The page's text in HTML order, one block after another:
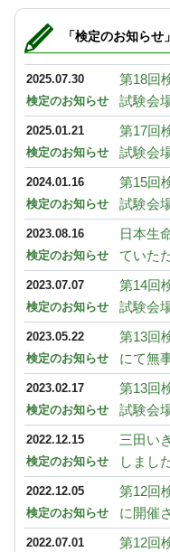
「検定のお知ら
2025.07.30
検定のお知らせ
第18回
試験会
2025.01.21
検定のお知らせ
第17回
試験会
2024.01.16
検定のお知らせ
第15回
試験会
2023.08.16
検定のお知らせ
日本生
ていた
2023.07.07
検定のお知らせ
第14回
試験会
2023.05.22
検定のお知らせ
第13回
にて無
2023.02.17
検定のお知らせ
第13回
試験会
2022.12.15
検定のお知らせ
三田い
しまし
2022.12.05
検定のお知らせ
第12回
に開催
2022.07.01
第12回